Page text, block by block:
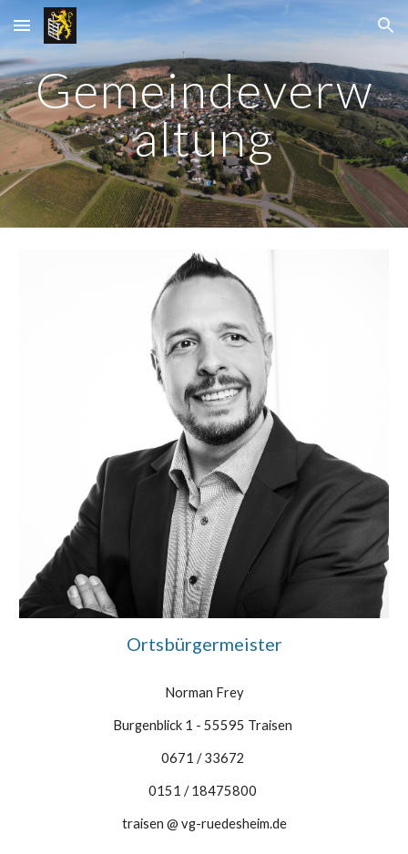
Skip to main content Skip to navigation
Gemeindeverw
altung
Ortsbürgermeister
Norman Frey
Burgenblick 1 - 55595 Traisen
0671 / 33672
0151 / 18475800
traisen @ vg-ruedesheim.de